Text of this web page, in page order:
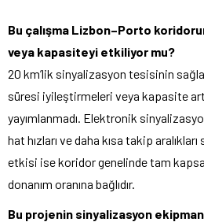
Bu çalışma Lizbon–Porto
veya kapasiteyi etkiliyor mu?
20 km’lik sinyalizasyon tesisinin
süresi iyileştirmeleri veya kapasite
yayımlanmadı. Elektronik
hat hızları ve daha kısa takip
etkisi ise koridor genelinde tam
donanım oranına bağlıdır.
Bu projenin sinyalizasyon